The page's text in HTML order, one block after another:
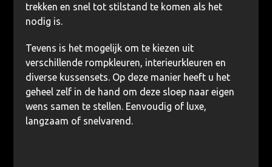
trekken en snel tot stilstand te komen als het
nodig is.
Tevens is het mogelijk om te kiezen uit
verschillende rompkleuren, interieurkleuren en
diverse kussensets. Op deze manier heeft u het
geheel zelf in de hand om deze sloep naar eigen
wens samen te stellen. Eenvoudig of luxe,
langzaam of snelvarend.